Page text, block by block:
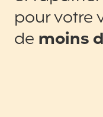
pour votre
de moins